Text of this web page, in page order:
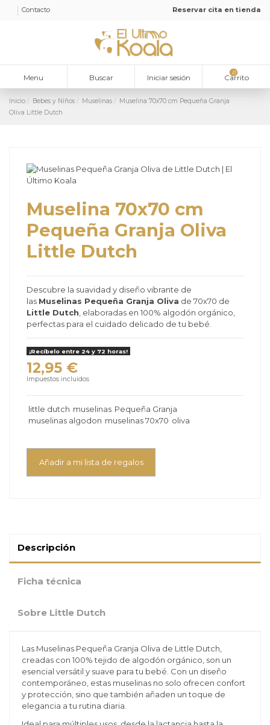
Contacto Reservar cita en tienda
Menu Buscar Iniciar sesión
0
Carrito
Inicio Bebes y Niños Muselinas
Muselina 70x70 cm Pequeña Granja
Oliva Little Dutch
Muselina 70x70 cm
Pequeña Granja Oliva
Little Dutch
Descubre la suavidad y diseño vibrante de
las Muselinas Pequeña Granja Oliva de 70x70 de
Little Dutch , elaboradas en 100% algodón orgánico,
perfectas para el cuidado delicado de tu bebé.
¡Recíbelo entre 24 y 72 horas!
12,95 €
Impuestos incluidos
little dutch muselinas Pequeña Granja
muselinas algodon muselinas 70x70 oliva
Añadir a mi lista de regalos
Descripción
Ficha técnica
Sobre Little Dutch
Las Muselinas Pequeña Granja Oliva de Little Dutch,
creadas con 100% tejido de algodón orgánico, son un
esencial versátil y suave para tu bebé. Con un diseño
contemporáneo, estas muselinas no solo ofrecen confort
y protección, sino que también añaden un toque de
elegancia a tu rutina diaria.